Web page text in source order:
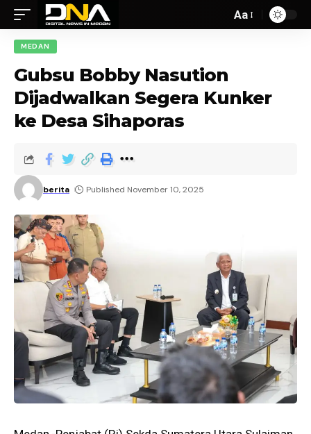
Aa
MEDAN
Gubsu Bobby Nasution
Dijadwalkan Segera Kunker
ke Desa Sihaporas
berita Published November 10, 2025